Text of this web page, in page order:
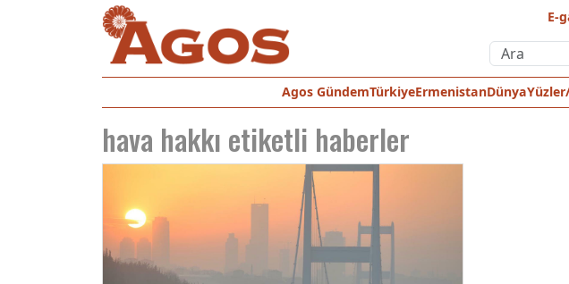
E-
Agos GündemTürkiyeErmenistanDünya
hava hakkı etiketli haberler